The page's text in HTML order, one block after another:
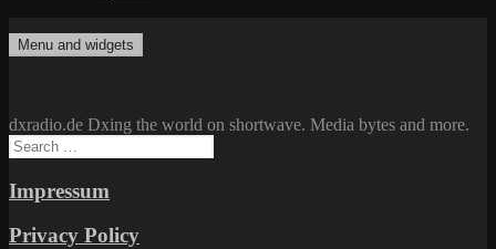
to
dxradio.de
DXing the world on shortwave
Menu and widgets
dxradio.de Dxing the world on shortwave. Media bytes and more.
Search
for:
Impressum
Privacy Policy